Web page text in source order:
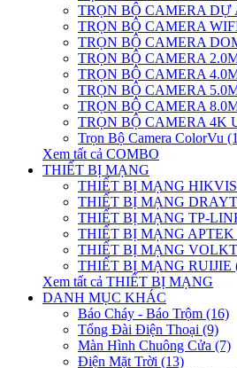
TRỌN BỘ CAMERA DỰ
TRỌN BỘ CAMERA
TRỌN BỘ CAMERA
TRỌN BỘ CAMERA
TRỌN BỘ CAMERA
TRỌN BỘ CAMERA
TRỌN BỘ CAMERA
TRỌN BỘ CAMERA 4K
Trọn Bộ Camera ColorVu
Xem tất cả COMBO
THIẾT BỊ MẠNG
THIẾT BỊ MẠNG
THIẾT BỊ MẠNG
THIẾT BỊ MẠNG TP-
THIẾT BỊ MẠNG APTEK
THIẾT BỊ MẠNG
THIẾT BỊ MẠNG RUIJIE
Xem tất cả THIẾT BỊ MẠNG
DANH MỤC KHÁC
Báo Cháy - Báo Trộm (16)
Tổng Đài Điện Thoại (9)
Màn Hình Chuông Cửa (7)
Điện Mặt Trời (13)